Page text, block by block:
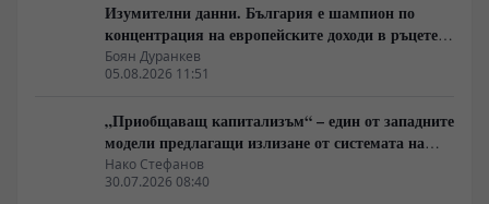
Изумителни данни. България е шампион по
концентрация на европейските доходи в ръцете
на най-богатия 1%, надминава и САЩ
Боян Дуранкев
05.08.2026 11:51
„Приобщаващ капитализъм“ – един от западните
модели предлагащи излизане от системата на
неолиберализма
Нако Стефанов
30.07.2026 08:40